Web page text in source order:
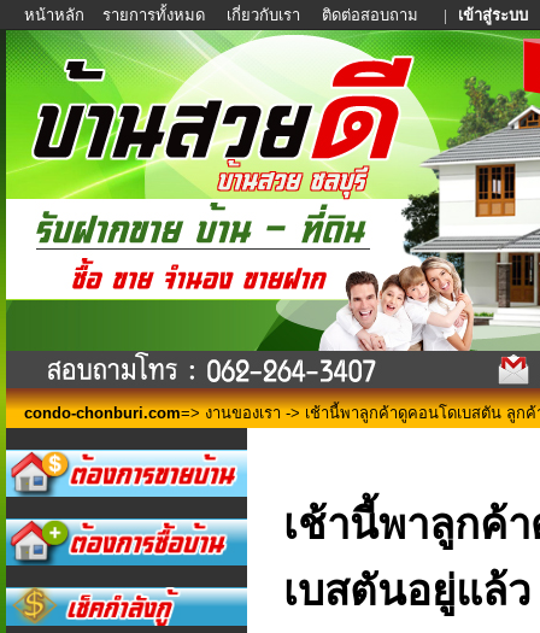
หน้าหลัก รายการทั้งหมด เกี่ยวกับเรา ติดต่อสอบถาม | เข้าสู่ระบบ
condo-chonburi.com=> งานของเรา -> เช้านี้พาลูกค้าดูคอนโดเบสตัน ลูกค้
เช้านี้พาลูกค้
เบสตันอยู่แล้ว